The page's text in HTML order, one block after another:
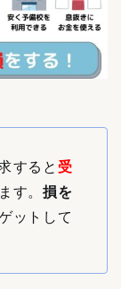
すると 受
す。損を
ットして